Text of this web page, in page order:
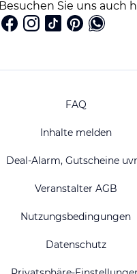
Besuchen Sie uns auch
FAQ
Inhalte melden
Deal-Alarm, Gutscheine
Veranstalter AGB
Nutzungsbedingungen
Datenschutz